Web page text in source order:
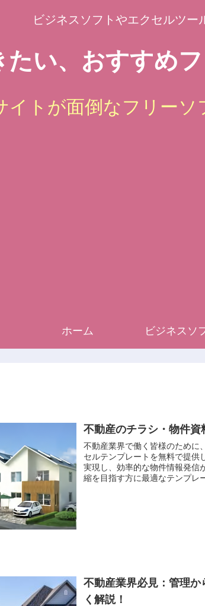
ビジネスソフトやエクセルツ
たい、おすすめ
イトが面倒なフリーソ
ホーム ビジネスソ
不動産のチラシ・物件資
不動産業界で働く皆様のために
セルテンプレートを無料で提供
実現し、効率的な物件情報発信
縮を目指す方に最適なテンプレ
不動産業界必見：管理
く解説！